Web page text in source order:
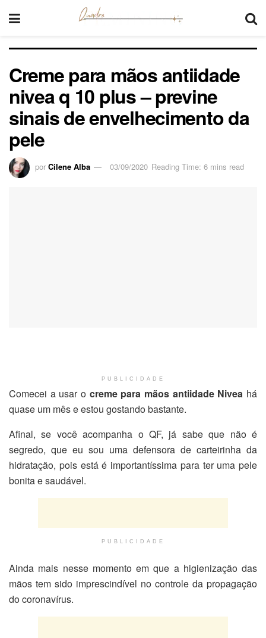
Creme para mãos antiidade
nivea q 10 plus – previne
sinais de envelhecimento da
pele
por Cilene Alba 03/09/2020 Reading Time: 6 mins read
PUBLICIDADE
Comecei a usar o creme para mãos antiidade Nivea há
quase um mês e estou gostando bastante.
Afinal, se você acompanha o QF, já sabe que não é
segredo, que eu sou uma defensora de carteirinha da
hidratação, pois está é importantíssima para ter uma pele
bonita e saudável.
PUBLICIDADE
Ainda mais nesse momento em que a higienização das
mãos tem sido imprescindível no controle da propagação
do coronavírus.